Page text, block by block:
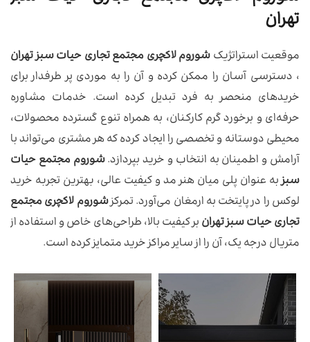
تهران
موقعیت استراتژیکشوروم لاکچری مجتمع تجاری حیات سبز تهران
، دسترسی آسان را ممکن کرده و آن را به موردی پر طرفدار برای
خریدهای منحصر به فرد تبدیل کرده است. خدمات مشاوره
حرفه‌ای و برخورد گرم کارکنان، به همراه تنوع گسترده محصولات،
محیطی دوستانه و تخصصی را ایجاد کرده که هر مشتری می‌تواند با
آرامش و اطمینان به انتخاب و خرید بپردازد.شوروم مجتمع حیات
سبزبه عنوان پلی میان هنر مد و کیفیت عالی، بهترین تجربه خرید
لوکس را در پایتخت به ارمغان می‌آورد. تمرکزشوروم لاکچری مجتمع
تجاری حیات سبز تهرانبر کیفیت بالا، طراحی‌های خاص و استفاده از
متریال درجه یک، آن را از سایر مراکز خرید متمایز کرده است.